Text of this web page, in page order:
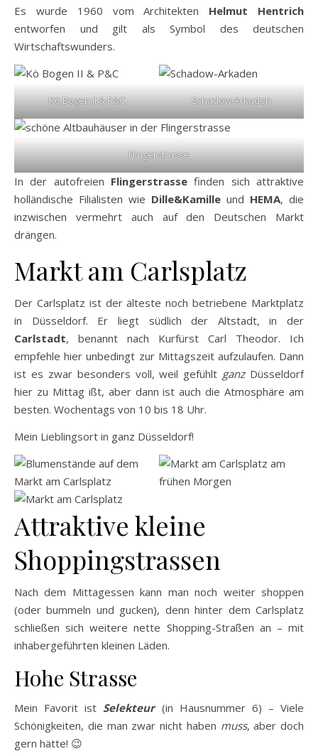
Es wurde 1960 vom Architekten Helmut Hentrich
entworfen und gilt als Symbol des deutschen
Wirtschaftswunders.
Kö Bogen II & P&C Schadow-Arkaden
Flingerstrasse
In der autofreien Flingerstrasse finden sich attraktive
holländische Filialisten wie Dille&Kamille und HEMA, die
inzwischen vermehrt auch auf den Deutschen Markt
drängen.
Markt am Carlsplatz
Der Carlsplatz ist der älteste noch betriebene Marktplatz
in Düsseldorf. Er liegt südlich der Altstadt, in der
Carlstadt, benannt nach Kurfürst Carl Theodor. Ich
empfehle hier unbedingt zur Mittagszeit aufzulaufen. Dann
ist es zwar besonders voll, weil gefühlt ganzDüsseldorf
hier zu Mittag ißt, aber dann ist auch die Atmosphäre am
besten. Wochentags von 10 bis 18 Uhr.
Mein Lieblingsort in ganz Düsseldorf!
Attraktive kleine
Shoppingstrassen
Nach dem Mittagessen kann man noch weiter shoppen
(oder bummeln und gucken), denn hinter dem Carlsplatz
schließen sich weitere nette Shopping-Straßen an – mit
inhabergeführten kleinen Läden.
Hohe Strasse
Mein Favorit ist Selekteur(in Hausnummer 6) – Viele
Schönigkeiten, die man zwar nicht haben muss, aber doch
gern hätte! 😉